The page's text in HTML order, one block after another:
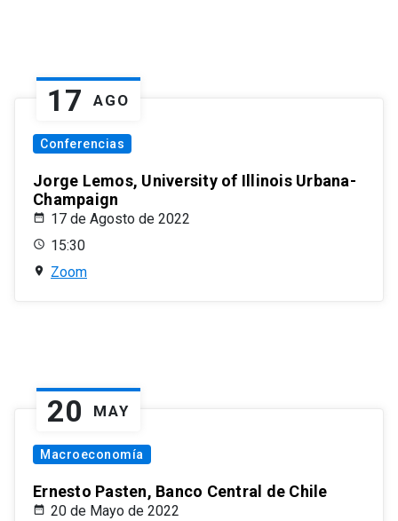
17 AGO
Conferencias
Jorge Lemos, University of Illinois Urbana-
Champaign
17 de Agosto de 2022
15:30
Zoom
20 MAY
Macroeconomía
Ernesto Pasten, Banco Central de Chile
20 de Mayo de 2022